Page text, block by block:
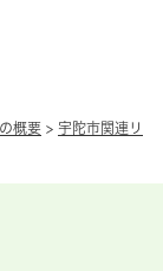
概要 > 宇陀市関連リ